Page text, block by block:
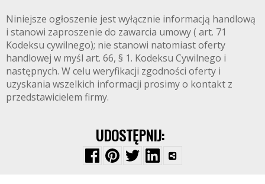
Niniejsze ogłoszenie jest wyłącznie informacją handlową
i stanowi zaproszenie do zawarcia umowy ( art. 71
Kodeksu cywilnego); nie stanowi natomiast oferty
handlowej w myśl art. 66, § 1. Kodeksu Cywilnego i
następnych. W celu weryfikacji zgodności oferty i
uzyskania wszelkich informacji prosimy o kontakt z
przedstawicielem firmy.
UDOSTĘPNIJ: